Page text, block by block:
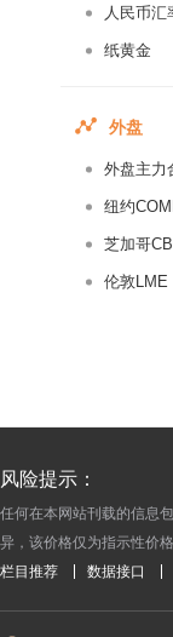
人民币汇
纸黄金
外盘
外盘主力
纽约
芝加哥
伦敦LME
风险提示：
任何在本网站刊载的信息
异，该价格仅为指示性价
栏目推荐 数据接口